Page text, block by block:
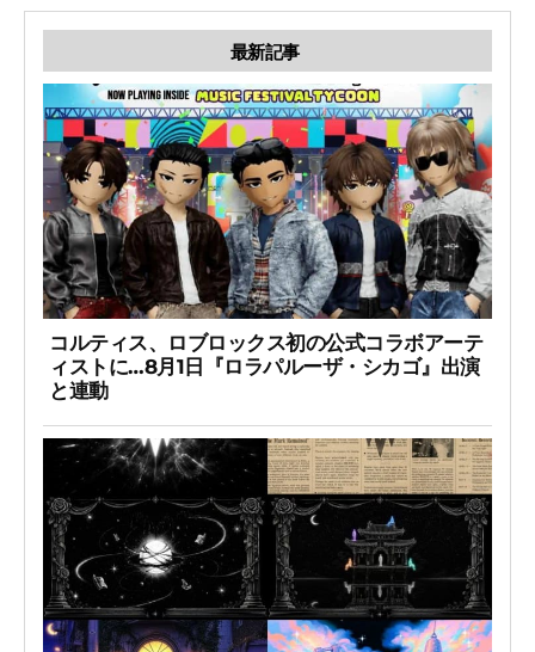
最新記事
コルティス、ロブロックス初の公式コラボアーテ
ィストに…8月1日『ロラパルーザ・シカゴ』出演
と連動